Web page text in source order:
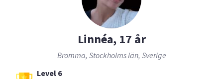
Linnéa, 17 år
Bromma, Stockholms län, Sverige
Level 6